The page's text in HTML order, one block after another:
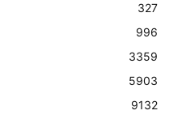
327
996
3359
5903
9132